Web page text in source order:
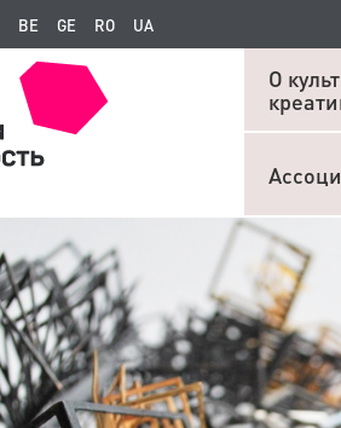
BE GE RO UA
О